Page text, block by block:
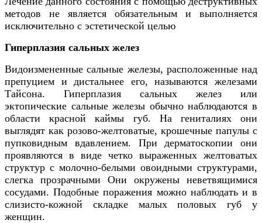
методов не является обязательным и выполняется
исключительно с эстетической целью
Гиперплазия сальных желез
Видоизмененные сальные железы, расположенные над
препуцием и дистальнее его, называются железами
Тайсона. Гиперплазия сальных желез или
эктопические сальные железы обычно наблюдаются в
области красной каймы губ. На гениталиях они
выглядят как розово-желтоватые, крошечные папулы с
пупковидным вдавлением. При дерматоскопии они
проявляются в виде четко выраженных желтоватых
структур с молочно-белыми овоидными структурами,
слегка прозрачными Они окружены неветвящимися
сосудами. Подобные поражения можно наблюдать и в
слизисто-кожной складке малых половых губ у
женщин.